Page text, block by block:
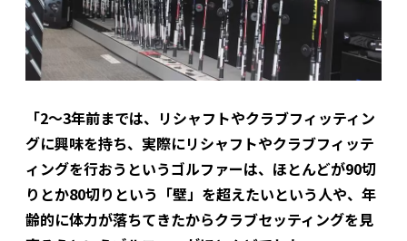
「2～3年前までは、リシャフトやクラブフィッティン
グに興味を持ち、実際にリシャフトやクラブフィッテ
ィングを行おうというゴルファーは、ほとんどが90切
りとか80切りという「壁」を超えたいという人や、年
齢的に体力が落ちてきたからクラブセッティングを見